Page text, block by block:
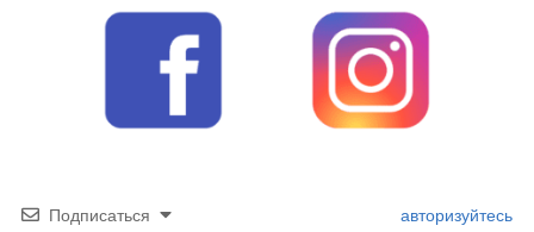
Подписаться авторизуйтесь